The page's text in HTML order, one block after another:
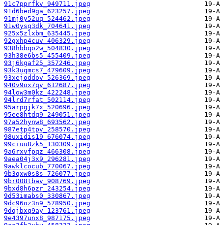
91c7pprfkv_949711.jpeg
91d6bed9ga_623257.jpeg
91mj0y52uq_524462.jpeg
91w0ysg3dk_704641.jpeg
925x5zlxbm_635445.jpeg
92gxhp4cuv_406329.jpeg
938hbbqo2w_504830.jpeg
93h38e6bs5_455409.jpeg
93j6kgaf25_357246.jpeg
93k3uqmcs7_479609.jpeg
93xejoddov_526369.jpeg
940v9ox7qv_612687.jpeg
94low3m0kz_422248.jpeg
94lrd7rfat_502114.jpeg
95arpgjk7x_520696.jpeg
95ee8htdq9_249051.jpeg
97a52hynw8_693562.jpeg
987etp4tpv_258570.jpeg
98uxidis19_676074.jpeg
99ciuu8zk5_130309.jpeg
9a6rxvfpqz_466308.jpeg
9aea04j3x9_296281.jpeg
9awklcocub_770067.jpeg
9b3qxw0s8s_726077.jpeg
9br008tbav_908769.jpeg
9bxd8h6pzr_243254.jpeg
9d53imabs0_330867.jpeg
9dc96oz3n9_578950.jpeg
9dqjbxq9ay_123761.jpeg
9e4397unx8_987175.jpeg